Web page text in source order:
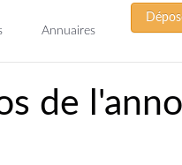
Annuaires
de